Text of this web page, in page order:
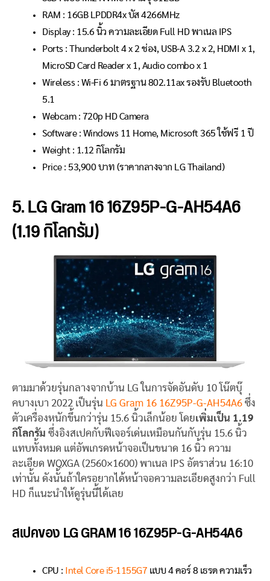
RAM : 16GB LPDDR4x บัส 4266MHz
Display : 15.6 นิ้ว ความละเอียด Full HD พาเนล IPS
Ports : Thunderbolt 4 x 2 ช่อง, USB-A 3.2 x 2, HDMI x 1,
MicroSD Card Reader x 1, Audio combo x 1
Wireless : Wi-Fi 6 มาตรฐาน 802.11ax รองรับ Bluetooth
5.1
Webcam : 720p HD Camera
Software : Windows 11 Home, Microsoft 365 ใช้ฟรี 1 ปี
Weight : 1.12 กิโลกรัม
Price : 53,900บาท (ราคากลางจาก LG Thailand)
5. LG Gram 16 16Z95P-G-AH54A6
(1.19 กิโลกรัม)
ตามมาด้วยรุ่นกลางจากบ้าน LG ในการจัดอันดับ 10 โน๊ตบุ๊
คบางเบา 2022 เป็นรุ่น
LG Gram 16 16Z95P-G-AH54A6 ซึ่ง
ตัวเครื่องหนักขึ้นกว่ารุ่น 15.6 นิ้วเล็กน้อย โดยเพิ่มเป็น 1.19
กิโลกรัม ซึ่งอิงสเปคกับฟีเจอร์เด่นเหมือนกันกับรุ่น 15.6 นิ้ว
แทบทั้งหมด แต่อัพเกรดหน้าจอเป็นขนาด 16 นิ้ว ความ
ละเอียด WQXGA (2560×1600) พาเนล IPS อัตราส่วน 16:10
เท่านั้น ดังนั้นถ้าใครอยากได้หน้าจอความละเอียดสูงกว่า Full
HD ก็แนะนำให้ดูรุ่นนี้ได้เลย
สเปคของ LG GRAM 16 16Z95P-G-AH54A6
CPU : Intel Core i5-1155G7 แบบ 4 คอร์ 8 เธรด ความเร็ว